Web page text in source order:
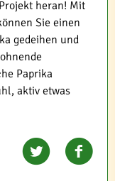
heran! Mit
Sie einen
gedeihen und
Paprika
aktiv etwas